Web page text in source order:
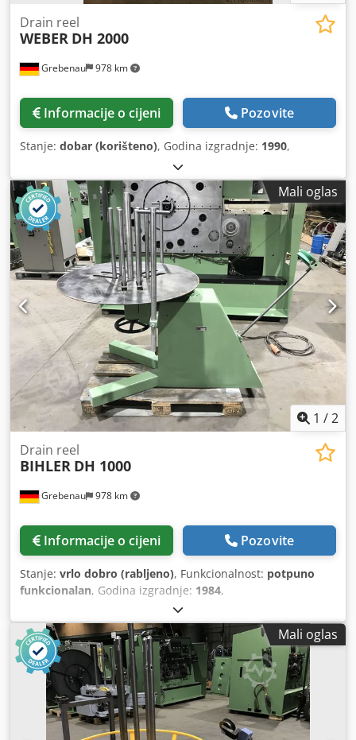
Grebenau 978 km
Drain reel
WEBER DH 2000
Informacije o cijeni Pozovite
Stanje: dobar (korišteno), Godina izgradnje: 1990,
Mali oglas
1 /2
Grebenau 978 km
Drain reel
BIHLER DH 1000
Informacije o cijeni Pozovite
Stanje: vrlo dobro (rabljeno), Funkcionalnost: potpuno
funkcionalan, Godina izgradnje: 1984,
Mali oglas